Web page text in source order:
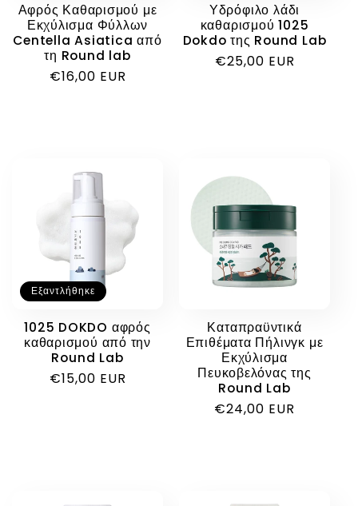
Αφρός Καθαρισμού με
Εκχύλισμα Φύλλων
Centella Asiatica από
τη Round lab
Κανονική
€16,00 EUR
Υδρόφιλο λάδι
καθαρισμού 1025
Dokdo της Round Lab
Κανονική
€25,00 EUR
Εξαντλήθηκε
1025 DOKDO αφρός
καθαρισμού από την
Round Lab
Κανονική
€15,00 EUR
Καταπραϋντικά
Επιθέματα Πήλινγκ με
Εκχύλισμα
Πευκοβελόνας της
Round Lab
Κανονική
€24,00 EUR